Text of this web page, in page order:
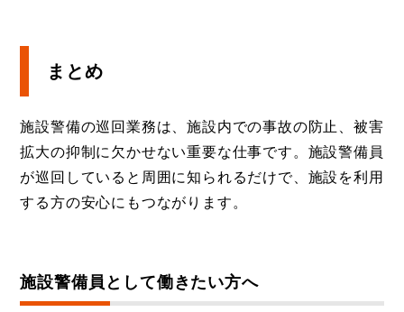
まとめ
施設警備の巡回業務は、施設内での事故の防止、被害
拡大の抑制に欠かせない重要な仕事です。施設警備員
が巡回していると周囲に知られるだけで、施設を利用
する方の安心にもつながります。
施設警備員として働きたい方へ